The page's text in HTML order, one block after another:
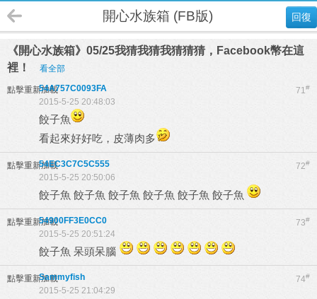
回復
開心水族箱 (FB版)
《開心水族箱》05/25我猜我猜我猜猜猜，Facebook幣在這
裡！
看全部
點擊重新加載 71#
54A757C0093FA
2015-5-25 20:48:03
餃子魚
看起來好好吃，皮薄肉多
點擊重新加載 72#
54EC3C7C5C555
2015-5-25 20:50:06
餃子魚 餃子魚 餃子魚 餃子魚 餃子魚 餃子魚
點擊重新加載 73#
54900FF3E0CC0
2015-5-25 20:51:24
餃子魚 呆頭呆腦
點擊重新加載 74#
Sammyfish
2015-5-25 21:04:29